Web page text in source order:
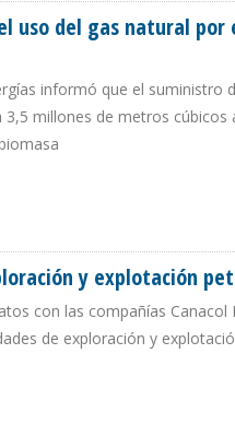
uso del gas natural
informó que el suministro
millones de metros
y explotación
con las compañías Canacol
de exploración y